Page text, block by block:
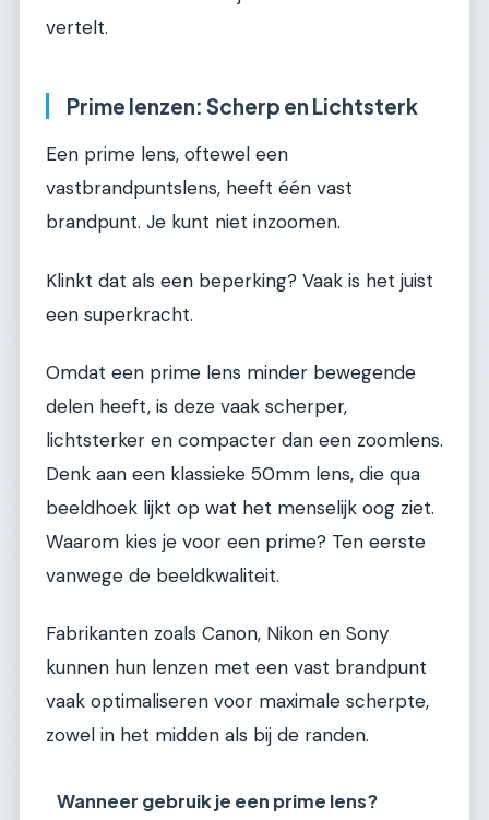
vertelt.
Prime lenzen: Scherp en Lichtsterk
Een prime lens, oftewel een
vastbrandpuntslens, heeft één vast
brandpunt. Je kunt niet inzoomen.
Klinkt dat als een beperking? Vaak is het juist
een superkracht.
Omdat een prime lens minder bewegende
delen heeft, is deze vaak scherper,
lichtsterker en compacter dan een zoomlens.
Denk aan een klassieke 50mm lens, die qua
beeldhoek lijkt op wat het menselijk oog ziet.
Waarom kies je voor een prime? Ten eerste
vanwege de beeldkwaliteit.
Fabrikanten zoals Canon, Nikon en Sony
kunnen hun lenzen met een vast brandpunt
vaak optimaliseren voor maximale scherpte,
zowel in het midden als bij de randen.
Wanneer gebruik je een prime lens?